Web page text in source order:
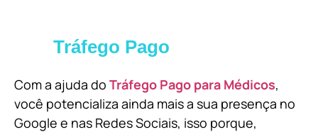
Tráfego Pago
Com a ajuda do Tráfego Pago para Médicos,
você potencializa ainda mais a sua presença no
Google e nas Redes Sociais, isso porque,